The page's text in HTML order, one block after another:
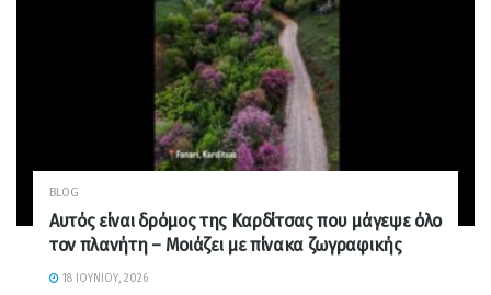
BLOG
Αυτός είναι δρόμος της Καρδίτσας που μάγεψε όλο
τον πλανήτη – Μοιάζει με πίνακα ζωγραφικής
18 ΙΟΥΝΊΟΥ, 2026